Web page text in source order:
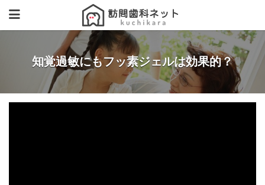
知覚過敏にもフッ素ジェルは効果的？